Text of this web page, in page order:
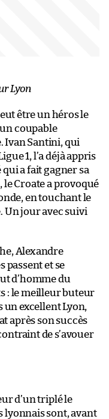
Lyon
être un héros le
coupable
Ivan Santini, qui
1, l’a déjà appris
qui a fait gagner sa
Croate a provoqué
en touchant le
Un jour avec suivi
Alexandre
passent et se
d’homme du
: le meilleur buteur
un excellent Lyon,
après son succès
de s’avouer
d’un triplé le
lyonnais sont, avant